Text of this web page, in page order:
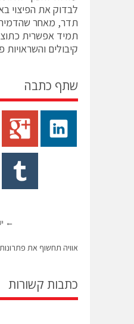
לבדוק את הפיצוי
תדר, מאחר
תמיד אפשרית
קיבולים והשראויות
שתף כתבה
←
אוויה תחשוף את
כתבות קשורות